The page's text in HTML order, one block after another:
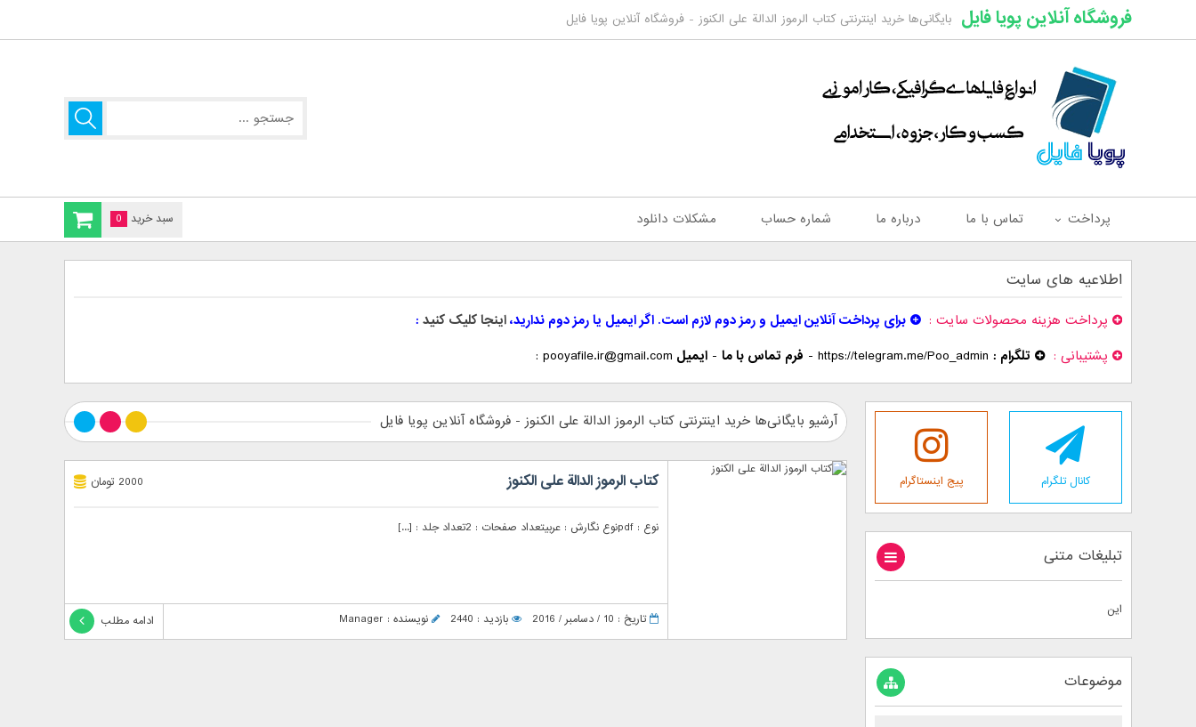
فروشگاه آنلاین پویا فایل بایگانی‌ها خرید اینترنتی کتاب الرموز الدالة على الكنوز - فروشگاه آنلاین پویا فایل
سبد خرید 0 پرداخت تماس با ما درباره ما شماره حساب مشکلات دانلود
اطلاعیه های سایت
پرداخت هزینه محصولات سایت برای پرداخت آنلاین ایمیل و رمز دوم لازم است. اگر ایمیل یا رمز دوم ندارید،اینجا کلیک کنید
پشتیبانی
تلگرام : https://telegram.me/Poo_admin
- فرم تماس با ما - ایمیل pooyafile.ir@gmail.com
آرشیو بایگانی‌ها خرید اینترنتی کتاب الرموز الدالة على الكنوز - فروشگاه آنلاین پویا فایل
2000 تومان کتاب الرموز الدالة على الكنوز
نوع : pdfنوع نگارش : عربیتعداد صفحات : 2تعداد جلد : [...]
ادامه مطلب تاریخ : 10 / دسامبر / 2016 بازدید : 2440 نویسنده : Manager
کانال تلگرام پیج اینستاگرام
تبلیغات متنی
این
موضوعات